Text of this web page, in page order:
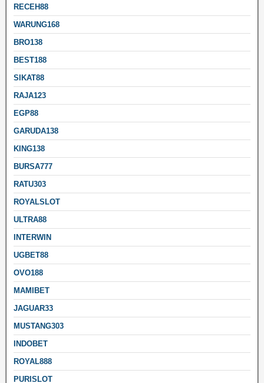
RECEH88
WARUNG168
BRO138
BEST188
SIKAT88
RAJA123
EGP88
GARUDA138
KING138
BURSA777
RATU303
ROYALSLOT
ULTRA88
INTERWIN
UGBET88
OVO188
MAMIBET
JAGUAR33
MUSTANG303
INDOBET
ROYAL888
PURISLOT